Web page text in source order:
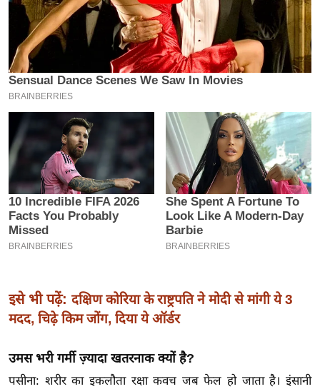
0
6
क्रा
इ
ई
-
पे
प
र
मि
सा
बे
मि
ल
श
इसे भी पढ़ें: दक्षिण कोरिया के राष्ट्रपति ने मोदी से मांगी ये 3
मदद, चिढ़े किम जोंग, दिया ये ऑर्डर
उमस भरी गर्मी ज़्यादा खतरनाक क्यों है?
पसीना: शरीर का इकलौता रक्षा कवच जब फेल हो जाता है। इंसानी